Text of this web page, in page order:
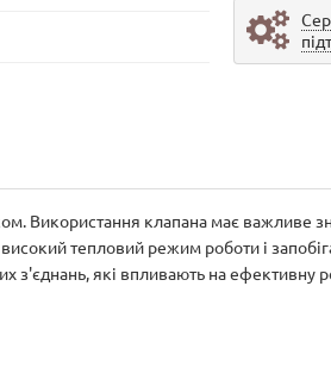
Використання клапана має важливе
тепловий режим роботи і
з'єднань, які впливають на ефективну